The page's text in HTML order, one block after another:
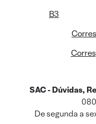
B3
SAC - Dúvidas,
De segunda a